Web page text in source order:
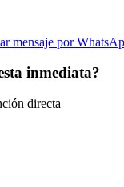
mensaje por
inmediata?
directa